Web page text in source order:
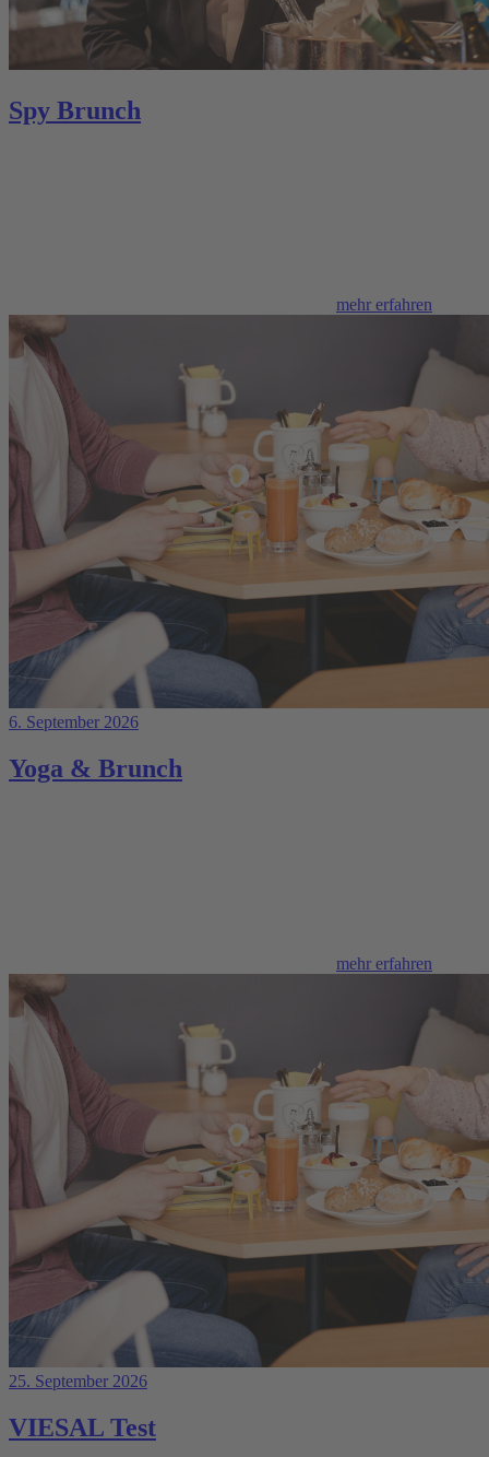
Spy Brunch
mehr erfahren
6. September 2026
Yoga & Brunch
mehr erfahren
25. September 2026
VIESAL Test